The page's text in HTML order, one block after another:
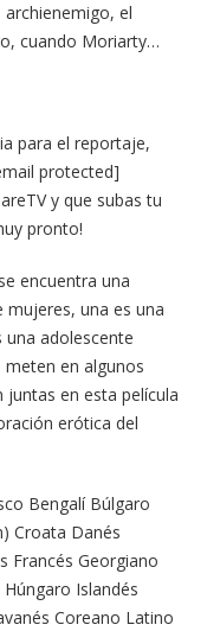
el
cuando Moriarty…
para el reportaje,
protected]
y que subas tu
pronto!
encuentra una
una es una
adolescente
en algunos
en esta película
erótica del
Bengalí Búlgaro
Croata Danés
Francés Georgiano
Islandés
Coreano Latino